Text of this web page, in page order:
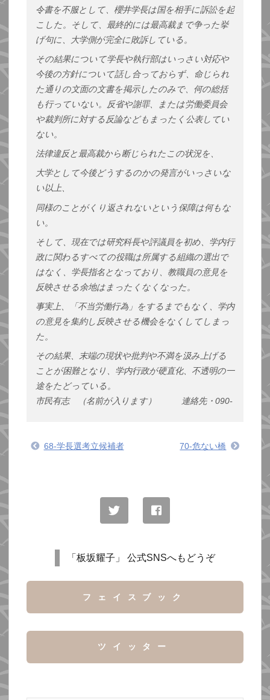
令書を不服として、櫻井学長は国を相手に訴訟を起
こした。そして、最終的には最高裁まで争った挙
げ句に、大学側が完全に敗訴している。
その結果について学長や執行部はいっさい対応や
今後の方針について話し合っておらず、命じられ
た通りの文面の文書を掲示したのみで、何の総括
も行っていない。反省や謝罪、または労働委員会
や裁判所に対する反論などもまったく公表してい
ない。
法律違反と最高裁から断じられたこの状況を、
大学として今後どうするのかの発言がいっさいな
い以上、
同様のことがくり返されないという保障は何もな
い。
そして、現在では研究科長や評議員を初め、学内行
政に関わるすべての役職は所属する組織の選出で
はなく、学長指名となっており、教職員の意見を
反映させる余地はまったくなくなった。
事実上、
「不当労働行為」をするまでもなく、学内
の意見を集約し反映させる機会をなくしてしまっ
た。
その結果、末端の現状や批判や不満を汲み上げる
ことが困難となり、学内行政が硬直化、不透明の一
途をたどっている。
市民有志 （名前が入ります）
連絡先・ 090-
68-学長選考立候補者 70-危ない橋
「板坂耀子」 公式SNSへもどうぞ
フェイスブック
ツイッター